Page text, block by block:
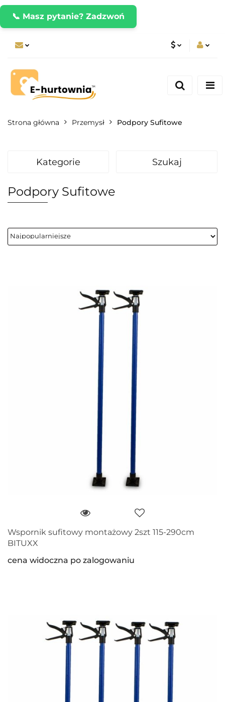
📞 Masz pytanie? Zadzwoń
CZK
Zarejestruj się
Strona główna Przemysł Podpory Sufitowe
Kategorie Szukaj
Podpory Sufitowe
Wspornik sufitowy montażowy 2szt 115-290cm
BITUXX
cena widoczna po zalogowaniu